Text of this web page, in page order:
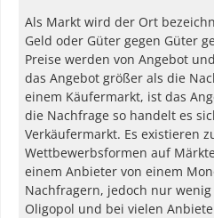
Als Markt wird der Ort
Geld oder Güter gegen Güter
Preise werden von Angebot
das Angebot größer als die
einem Käufermarkt, ist das
die Nachfrage so handelt es
Verkäufermarkt. Es existieren
Wettbewerbsformen auf
einem Anbieter von einem
Nachfragern, jedoch nur
Oligopol und bei vielen